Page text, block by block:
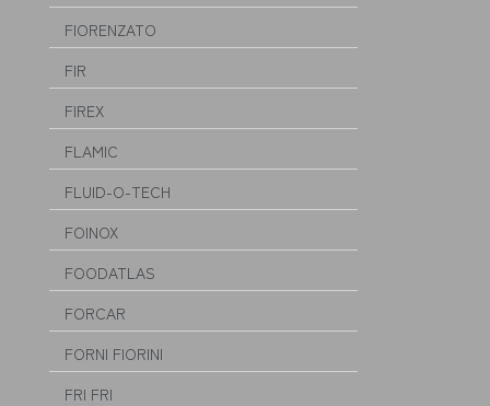
FIORENZATO
FIR
FIREX
FLAMIC
FLUID-O-TECH
FOINOX
FOODATLAS
FORCAR
FORNI FIORINI
FRI FRI